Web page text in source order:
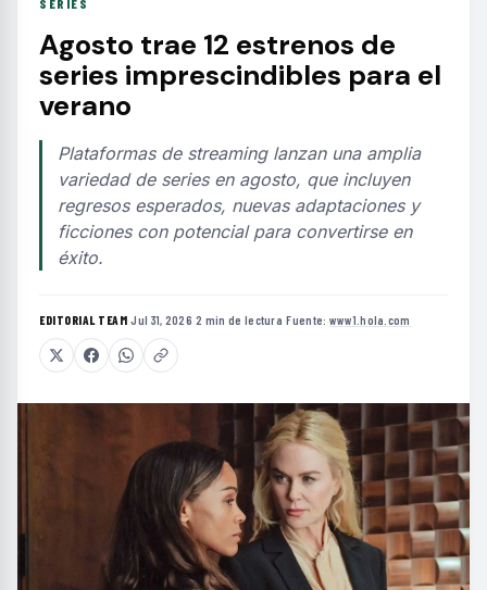
SERIES
Agosto trae 12 estrenos de
series imprescindibles para el
verano
Plataformas de streaming lanzan una amplia
variedad de series en agosto, que incluyen
regresos esperados, nuevas adaptaciones y
ficciones con potencial para convertirse en
éxito.
EDITORIAL TEAM·Jul 31, 2026·2 min de lectura·Fuente: www1.hola.com